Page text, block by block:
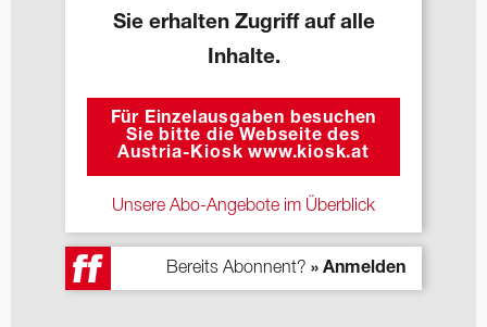
Sie erhalten Zugriff auf alle
Inhalte.
Für Einzelausgaben besuchen
Sie bitte die Webseite des
Austria-Kiosk www.kiosk.at
Unsere Abo-Angebote im Überblick
Bereits Abonnent? » Anmelden